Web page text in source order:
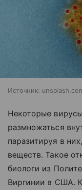
Источник:
Некоторые
размножаться
паразитируя в
веществ. Такое
биологи из
Виргинии в США.